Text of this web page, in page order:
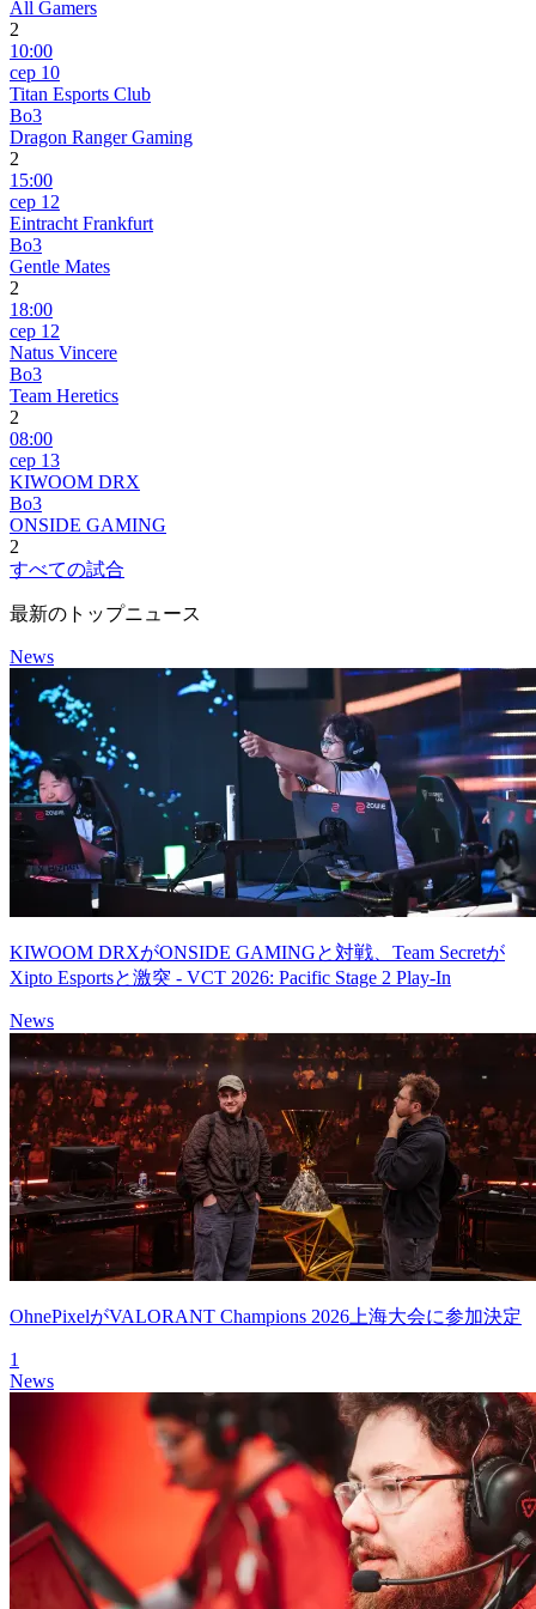
All Gamers
2
10:00
сер 10
Titan Esports Club
Bo3
Dragon Ranger Gaming
2
15:00
сер 12
Eintracht Frankfurt
Bo3
Gentle Mates
2
18:00
сер 12
Natus Vincere
Bo3
Team Heretics
2
08:00
сер 13
KIWOOM DRX
Bo3
ONSIDE GAMING
2
すべての試合
最新のトップニュース
News
KIWOOM DRXがONSIDE GAMINGと対戦、Team Secretが
Xipto Esportsと激突 - VCT 2026: Pacific Stage 2 Play-In
News
OhnePixelがVALORANT Champions 2026上海大会に参加決定
1
News